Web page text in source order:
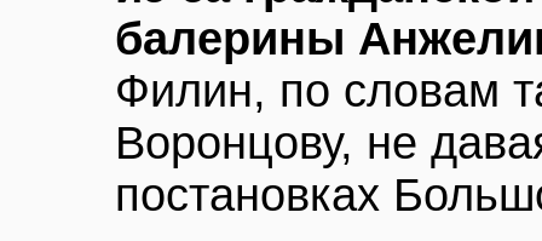
балерины
Филин, по словам
Воронцову, не
постановках